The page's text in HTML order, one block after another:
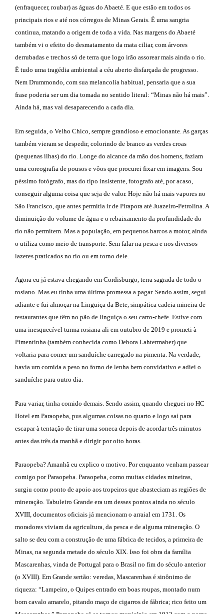
(enfraquecer, roubar) as águas do Abaeté. E que estão em todos os
principais rios e até nos córregos de Minas Gerais. É uma sangria
continua, matando a origem de toda a vida. Nas margens do Abaeté
também vi o efeito do desmatamento da mata ciliar, com árvores
derrubadas e trechos só de terra que logo irão assorear mais ainda o rio.
É tudo uma tragédia ambiental a céu aberto disfarçada de progresso.
Nem Drummondo, com sua melancolia habitual, pensaria que a sua
frase poderia ser um dia tomada no sentido literal: “Minas não há mais”.
Ainda há, mas vai desaparecendo a cada dia.
Em seguida, o Velho Chico, sempre grandioso e emocionante. As garças
também vieram se despedir, colorindo de branco as verdes croas
(pequenas ilhas) do rio. Longe do alcance da mão dos homens, faziam
uma coreografia de pousos e vôos que procurei fixar em imagens. Sou
péssimo fotógrafo, mas do tipo insistente, fotografo até, por acaso,
conseguir alguma coisa que seja de valor. Hoje não há mais vapores no
São Francisco, que antes permitia ir de Pirapora até Juazeiro-Petrolina. A
diminuição do volume de água e o rebaixamento da profundidade do
rio não permitem. Mas a população, em pequenos barcos a motor, ainda
o utiliza como meio de transporte. Sem falar na pesca e nos diversos
lazeres praticados no rio ou em torno dele.
Agora eu já estava chegando em Cordisburgo, terra sagrada de todo o
rosiano. Mas eu tinha uma última promessa a pagar. Sendo assim, segui
adiante e fui almoçar na Linguiça da Bete, simpática cadeia mineira de
restaurantes que têm no pão de linguiça o seu carro-chefe. Estive com
uma inesquecível turma rosiana ali em outubro de 2019 e prometi à
Pimentinha (também conhecida como Debora Lahtermaher) que
voltaria para comer um sanduíche carregado na pimenta. Na verdade,
havia um comida a peso no forno de lenha bem convidativo e adiei o
sanduíche para outro dia.
Para variar, tinha comido demais. Sendo assim, quando cheguei no HC
Hotel em Paraopeba, pus algumas coisas no quarto e logo saí para
escapar à tentação de tirar uma soneca depois de acordar três minutos
antes das três da manhã e dirigir por oito horas.
Paraopeba? Amanhã eu explico o motivo. Por enquanto venham passear
comigo por Paraopeba. Paraopeba, como muitas cidades mineiras,
surgiu como ponto de apoio aos tropeiros que abasteciam as regiões de
mineração. Tabuleiro Grande era um desses pontos ainda no século
XVIII, documentos oficiais já mencionam o arraial em 1731. Os
moradores viviam da agricultura, da pesca e de alguma mineração. O
salto se deu com a construção de uma fábrica de tecidos, a primeira de
Minas, na segunda metade do século XIX. Isso foi obra da família
Mascarenhas, vinda de Portugal para o Brasil no fim do século anterior
(o XVIII). Em Grande sertão: veredas, Mascarenhas é sinônimo de
riqueza: “Lampeiro, o Quipes entrado em boas roupas, montado num
bom cavalo amarelo, pitando maço de cigarros de fábrica; rico feito um